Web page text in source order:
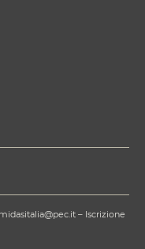
– Iscrizione